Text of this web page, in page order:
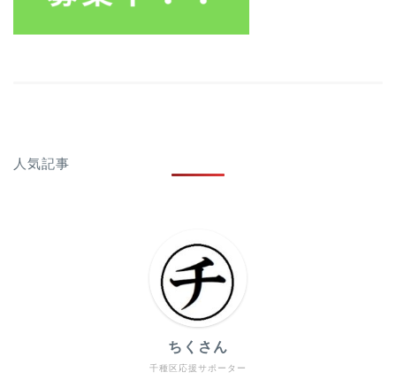
人気記事
千種区応援サポーター
ちくさん